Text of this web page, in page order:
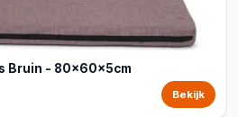
Bruin - 80x60x5cm
Bekijk